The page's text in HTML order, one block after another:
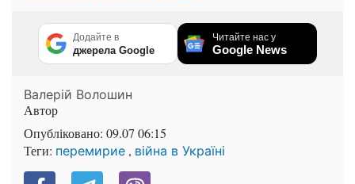
Додайте в
джерела Google
Читайте нас у
Google News
Валерій Волошин
Автор
Опубліковано: 09.07 06:15
Теги: перемирие , війна в Україні